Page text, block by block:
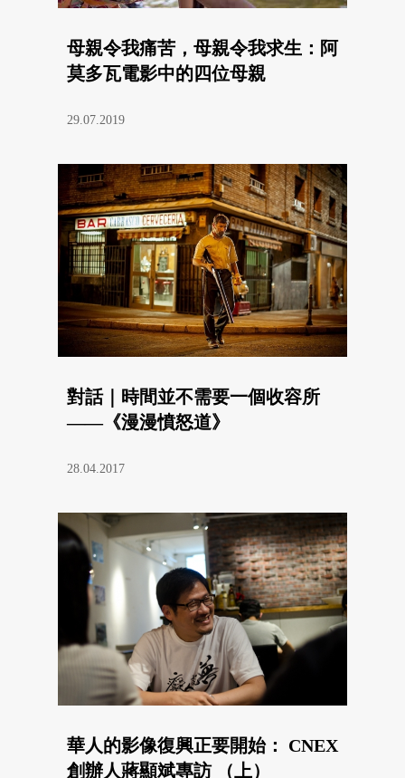
母親令我痛苦，母親令我求生：阿
莫多瓦電影中的四位母親
29.07.2019
對話｜時間並不需要一個收容所
——《漫漫憤怒道》
28.04.2017
華人的影像復興正要開始： CNEX
創辦人蔣顯斌專訪 （上）